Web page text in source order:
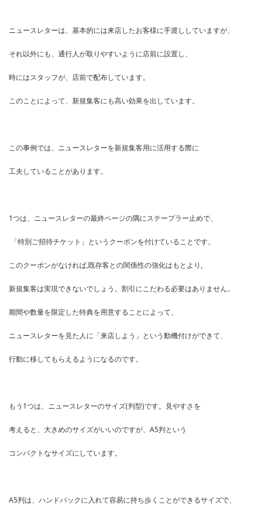
ニュースレターは、基本的には来店したお客様に手渡ししていますが、
それ以外にも、通行人が取りやすいように店前に設置し、
時にはスタッフが、店前で配布しています。
このことによって、新規集客にも高い効果を出しています。
この事例では、ニュースレターを新規集客用に活用する際に
工夫していることがあります。
1つは、ニュースレターの最終ページの隅にステープラー止めで、
「特別ご招待チケット」というクーポンを付けていることです。
このクーポンがなければ,既存客との関係性の強化はもとより,
新規集客は実現できないでしょう。割引にこだわる必要はありません。
期間や数量を限定した特典を用意することによって、
ニュースレターを見た人に「来店しよう」という動機付けができて、
行動に移してもらえるようになるのです。
もう1つは、ニュースレターのサイズ(判型)です。見やすさを
考えると、大きめのサイズがいいのですが、A5判という
コンパクトなサイズにしています。
A5判は、ハンドバックに入れて容易に持ち歩くことができるサイズで、